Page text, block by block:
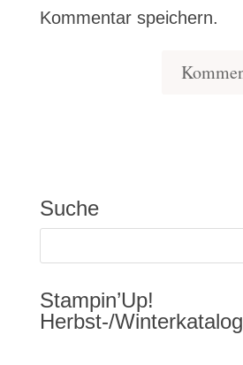
Kommentar speichern.
Suche
Stampin’Up!
Herbst-/Winterkatalog